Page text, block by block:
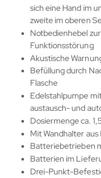
sich eine Hand im
zweite im oberen
Notbedienhebel
Funktionsstörung
Akustische
Befüllung durch
Flasche
Edelstahlpumpe
austausch- und
Dosiermenge ca.
Mit Wandhalter
Batteriebetrieben
Batterien im
Drei-Punkt-